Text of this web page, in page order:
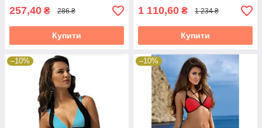
257,40 ₴ 286 ₴
Купити
1 110,60 ₴ 1 234 ₴
Купити
–10% –10%